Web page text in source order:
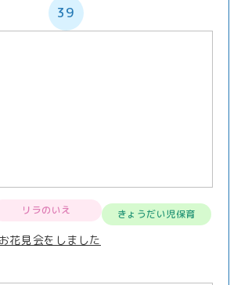
39
リラのいえ きょうだい児保育
花見会をしました